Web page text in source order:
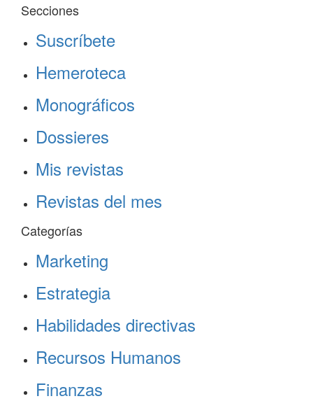
Secciones
Suscríbete
Hemeroteca
Monográficos
Dossieres
Mis revistas
Revistas del mes
Categorías
Marketing
Estrategia
Habilidades directivas
Recursos Humanos
Finanzas